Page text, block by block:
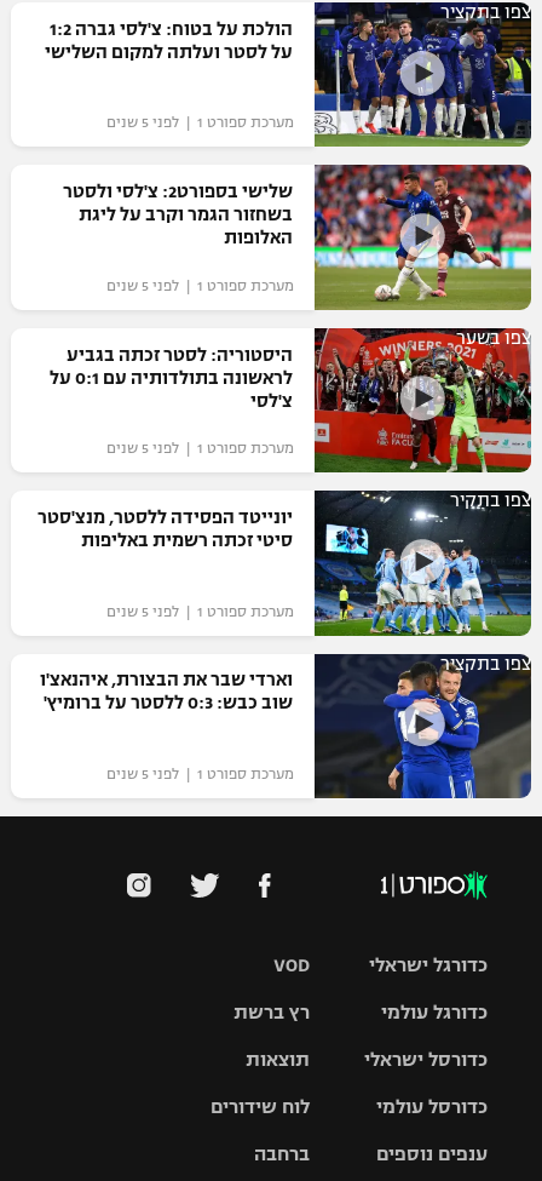
צפו בתקציר
הולכת על בטוח: צ'לסי גברה 1:2
על לסטר ועלתה למקום השלישי
מערכת ספורט 1 | לפני 5 שנים
שלישי בספורט2: צ'לסי ולסטר
בשחזור הגמר וקרב על ליגת
האלופות
מערכת ספורט 1 | לפני 5 שנים
צפו בשער
היסטוריה: לסטר זכתה בגביע
לראשונה בתולדותיה עם 0:1 על
צ'לסי
מערכת ספורט 1 | לפני 5 שנים
צפו בתקיר
יונייטד הפסידה ללסטר, מנצ'סטר
סיטי זכתה רשמית באליפות
מערכת ספורט 1 | לפני 5 שנים
צפו בתקציר
וארדי שבר את הבצורת, איהנאצ'ו
שוב כבש: 0:3 ללסטר על ברומיץ'
מערכת ספורט 1 | לפני 5 שנים
VOD
רץ ברשת
תוצאות
לוח שידורים
ברחבה
כדורגל ישראלי
גביע הטוטו
כדורגל עולמי
האלופות
ליגה
כדורסל ישראלי
סל
כדורסל עולמי
ענפים נוספים